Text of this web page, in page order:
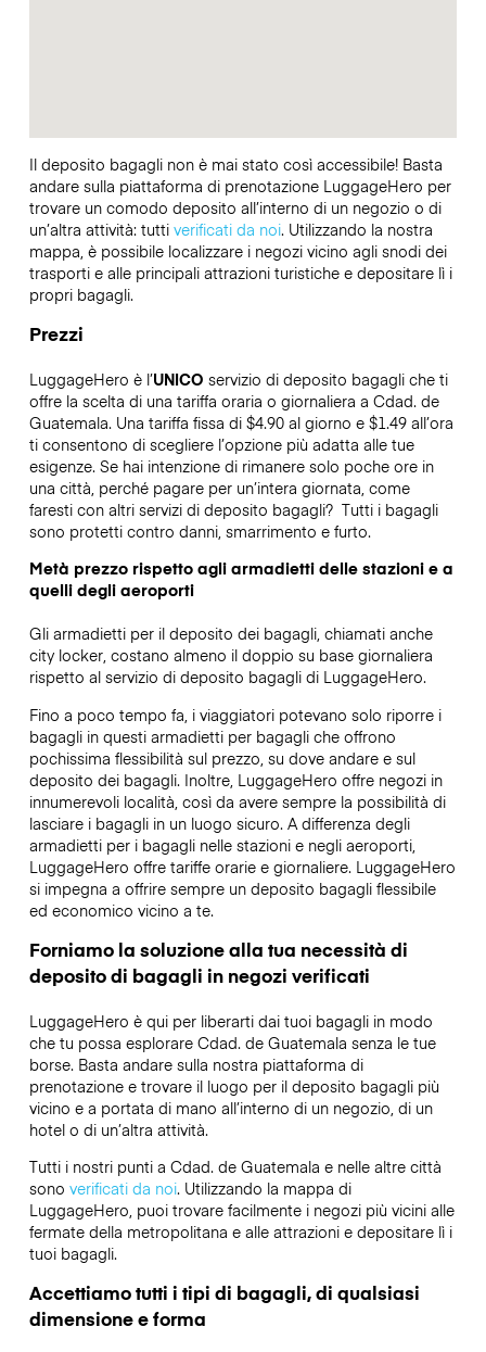
Il deposito bagagli non è mai stato così accessibile! Basta
andare sulla piattaforma di prenotazione LuggageHero per
trovare un comodo deposito all’interno di un negozio o di
un’altra attività: tutti verificati da noi. Utilizzando la nostra
mappa, è possibile localizzare i negozi vicino agli snodi dei
trasporti e alle principali attrazioni turistiche e depositare lì i
propri bagagli.
Prezzi
LuggageHero è l’UNICO servizio di deposito bagagli che ti
offre la scelta di una tariffa oraria o giornaliera a Cdad. de
Guatemala. Una tariffa fissa di $4.90 al giorno e $1.49 all’ora
ti consentono di scegliere l’opzione più adatta alle tue
esigenze. Se hai intenzione di rimanere solo poche ore in
una città, perché pagare per un’intera giornata, come
faresti con altri servizi di deposito bagagli? Tutti i bagagli
sono protetti contro danni, smarrimento e furto.
Metà prezzo rispetto agli armadietti delle stazioni e a
quelli degli aeroporti
Gli armadietti per il deposito dei bagagli, chiamati anche
city locker, costano almeno il doppio su base giornaliera
rispetto al servizio di deposito bagagli di LuggageHero.
Fino a poco tempo fa, i viaggiatori potevano solo riporre i
bagagli in questi armadietti per bagagli che offrono
pochissima flessibilità sul prezzo, su dove andare e sul
deposito dei bagagli. Inoltre, LuggageHero offre negozi in
innumerevoli località, così da avere sempre la possibilità di
lasciare i bagagli in un luogo sicuro. A differenza degli
armadietti per i bagagli nelle stazioni e negli aeroporti,
LuggageHero offre tariffe orarie e giornaliere. LuggageHero
si impegna a offrire sempre un deposito bagagli flessibile
ed economico vicino a te.
Forniamo la soluzione alla tua necessità di
deposito di bagagli in negozi verificati
LuggageHero è qui per liberarti dai tuoi bagagli in modo
che tu possa esplorare Cdad. de Guatemala senza le tue
borse. Basta andare sulla nostra piattaforma di
prenotazione e trovare il luogo per il deposito bagagli più
vicino e a portata di mano all’interno di un negozio, di un
hotel o di un’altra attività.
Tutti i nostri punti a Cdad. de Guatemala e nelle altre città
sono verificati da noi. Utilizzando la mappa di
LuggageHero, puoi trovare facilmente i negozi più vicini alle
fermate della metropolitana e alle attrazioni e depositare lì i
tuoi bagagli.
Accettiamo tutti i tipi di bagagli, di qualsiasi
dimensione e forma